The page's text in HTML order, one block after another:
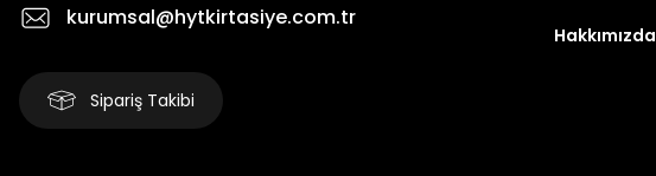
kurumsal@hytkirtasiye.com.tr
Sipariş Takibi
Hakkımızda